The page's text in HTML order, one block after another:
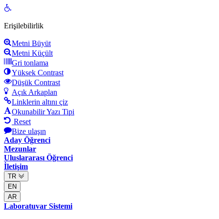
Open
Erişilebilirlik
Metni Büyüt
Metni Küçült
Gri tonlama
Yüksek Contrast
Düşük Contrast
Açık Arkaplan
Linklerin altını çiz
Okunabilir Yazı Tipi
Reset
Bize ulaşın
Aday Öğrenci
Mezunlar
Uluslararası Öğrenci
İletişim
TR
EN
AR
Laboratuvar Sistemi